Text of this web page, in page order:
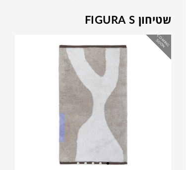
שטיחון FIGURA S
C
O
M
IN
G
S
O
O
N